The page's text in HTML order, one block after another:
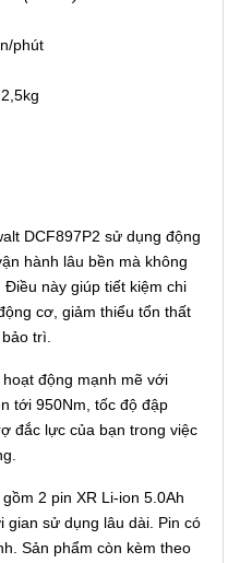
phút
DCF897P2 sử dụng động
hành lâu bền mà không
này giúp tiết kiệm chi
cơ, giảm thiểu tổn thất
trì.
động mạnh mẽ với
tới 950Nm, tốc độ đập
đắc lực của bạn trong việc
2 pin XR Li-ion 5.0Ah
gian sử dụng lâu dài. Pin có
Sản phẩm còn kèm theo